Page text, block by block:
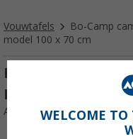
Vouwtafels
Bo-Camp
model 100 x 70 cm
Bo-Camp
Northgate koffer
Artikelnr: 856289WELCOME TO